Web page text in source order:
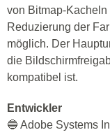
von Bitmap-
Reduzierung der
möglich. Der
die
kompatibel ist.
Entwickler
🔵 Adobe Systems